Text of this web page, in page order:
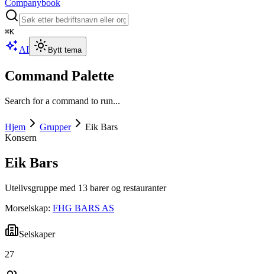
Companybook
⌘K
AI Bytt tema
Command Palette
Search for a command to run...
Hjem Grupper
Eik Bars
Konsern
Eik Bars
Utelivsgruppe med 13 barer og restauranter
Morselskap: FHG BARS AS
Selskaper
27